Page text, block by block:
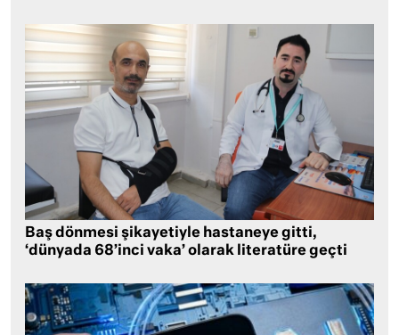
Baş dönmesi şikayetiyle hastaneye gitti,
‘dünyada 68’inci vaka’ olarak literatüre geçti